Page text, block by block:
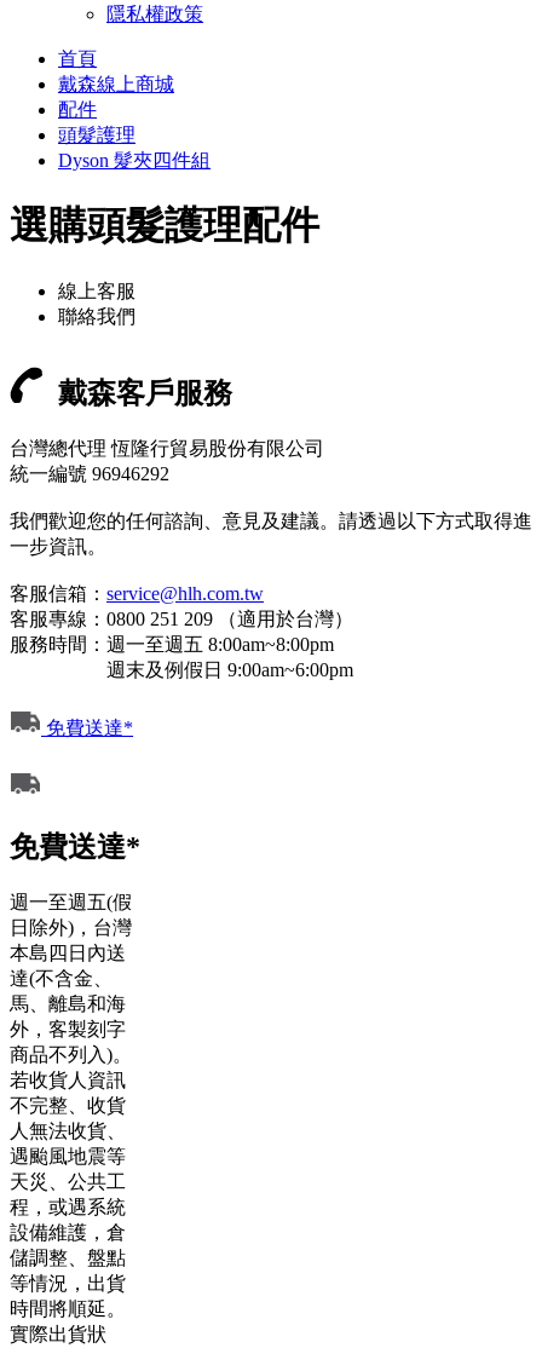
隱私權政策
首頁
戴森線上商城
配件
頭髮護理
Dyson 髮夾四件組
選購頭髮護理配件
線上客服
聯絡我們
戴森客戶服務
台灣總代理 恆隆行貿易股份有限公司
統一編號 96946292
我們歡迎您的任何諮詢、意見及建議。請透過以下方式取得進
一步資訊。
客服信箱： service@hlh.com.tw
客服專線：0800 251 209 （適用於台灣）
服務時間：週一至週五 8:00am~8:00pm
週末及例假日 9:00am~6:00pm
免費送達*
免費送達*
週一至週五(假
日除外)，台灣
本島四日內送
達(不含金、
馬、離島和海
外，客製刻字
商品不列入)。
若收貨人資訊
不完整、收貨
人無法收貨、
遇颱風地震等
天災、公共工
程，或遇系統
設備維護，倉
儲調整、盤點
等情況，出貨
時間將順延。
實際出貨狀